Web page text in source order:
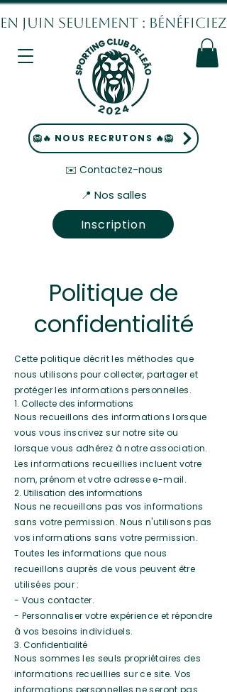
📍 Nos salles
✉️ Contactez-nous
Inscription
EN JUIN SEULEMENT :
🦁🔥 NOUS RECRUTONS 🔥🦁
Politique de
confidentialité
Cette politique décrit les méthodes que
nous utilisons pour collecter, partager et
protéger les informations personnelles.
1. Collecte des informations
Nous recueillons des informations lorsque
vous vous inscrivez sur notre site ou
lorsque vous adhérez à notre association.
Les informations recueillies incluent votre
nom, prénom et votre adresse e-mail.
2. Utilisation des informations
Nous ne recueillons pas vos informations
sans votre permission. Nous n'utilisons pas
vos informations sans votre permission.
Toutes les informations que nous
recueillons auprès de vous peuvent être
utilisées pour :
- Vous contacter.
- Personnaliser votre expérience et répondre
à vos besoins individuels.
3. Confidentialité
Nous sommes les seuls propriétaires des
informations recueillies sur ce site. Vos
informations personnelles ne seront pas